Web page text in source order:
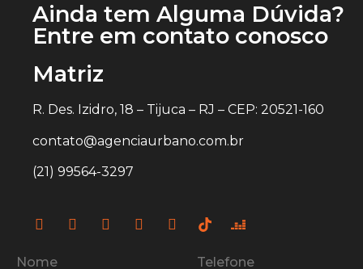
Ainda tem Alguma Dúvida?
Entre em contato conosco
Matriz
R. Des. Izidro, 18 – Tijuca – RJ – CEP: 20521-160
contato@agenciaurbano.com.br
(21) 99564-3297